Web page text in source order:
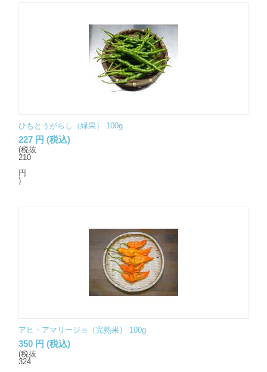
ひもとうがらし（緑果） 100g
227 円 (税込)
(税抜
210
円
)
アヒ・アマリージョ（完熟果） 100g
350 円 (税込)
(税抜
324